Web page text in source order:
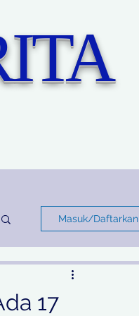
Masuk/Daftarkan
17